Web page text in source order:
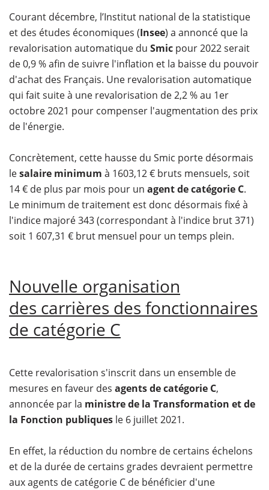
Courant décembre, l’Institut national de la statistique
et des études économiques (Insee) a annoncé que la
revalorisation automatique du Smic pour 2022 serait
de 0,9 % afin de suivre l'inflation et la baisse du pouvoir
d'achat des Français. Une revalorisation automatique
qui fait suite à une revalorisation de 2,2 % au 1er
octobre 2021 pour compenser l'augmentation des prix
de l'énergie.
Concrètement, cette hausse du Smic porte désormais
lesalaire minimum à 1603,12 € bruts mensuels, soit
14 € de plus par mois pour un agent de catégorie C.
Le minimum de traitement est donc désormais fixé à
l'indice majoré 343 (correspondant à l'indice brut 371)
soit 1 607,31 € brut mensuel pour un temps plein.
Nouvelle organisation
des carrières des fonctionnaires
de catégorie C
Cette revalorisation s'inscrit dans un ensemble de
mesures en faveur des agents de catégorie C,
annoncée par la ministre de la Transformation et de
la Fonction publiques le 6 juillet 2021.
En effet, la réduction du nombre de certains échelons
et de la durée de certains grades devraient permettre
aux agents de catégorie C de bénéficier d'une